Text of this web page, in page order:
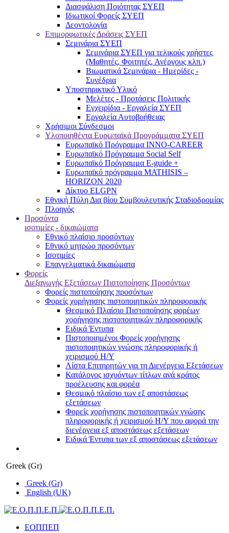
Διασφάλιση Ποιότητας ΣΥΕΠ
Ιδιωτικοί Φορείς ΣΥΕΠ
Δεοντολογία
Επιμορφωτικές Δράσεις ΣΥΕΠ
Σεμινάρια ΣΥΕΠ
Σεμινάρια ΣΥΕΠ για τελικούς χρήστες
(Μαθητές, Φοιτητές, Ανέργους κλπ.)
Βιωματικά Σεμινάρια - Ημερίδες -
Συνέδρια
Υποστηρικτικό Υλικό
Μελέτες - Προτάσεις Πολιτικής
Εγχειρίδια - Εργαλεία ΣΥΕΠ
Εργαλεία Αυτοβοήθειας
Χρήσιμοι Σύνδεσμοι
Υλοποιηθέντα Ευρωπαϊκά Προγράμματα ΣΥΕΠ
Ευρωπαϊκό Πρόγραμμα INNO-CAREER
Ευρωπαϊκό Πρόγραμμα Social Self
Ευρωπαϊκό Πρόγραμμα E-guide +
Ευρωπαϊκό πρόγραμμα MATHISIS –
HORIZON 2020
Δίκτυο ELGPN
Εθνική Πύλη Δια βίου Συμβουλευτικής Σταδιοδρομίας
Πλοηγός
Προσόντα
ισοτιμίες - δικαιώματα
Εθνικό πλαίσιο προσόντων
Εθνικό μητρώο προσόντων
Ισοτιμίες
Επαγγελματικά δικαιώματα
Φορείς
Διεξαγωγής Εξετάσεων Πιστοποίησης Προσόντων
Φορείς πιστοποίησης προσόντων
Φορείς χορήγησης πιστοποιητικών πληροφορικής
Θεσμικό Πλαίσιο Πιστοποίησης φορέων
χορήγησης πιστοποιητικών πληροφορικής
Ειδικά Έντυπα
Πιστοποιημένοι Φορείς χορήγησης
πιστοποιητικών γνώσης πληροφορικής ή
χειρισμού Η/Υ
Λίστα Επιτηρητών για τη Διενέργεια Εξετάσεων
Κατάλογος ισχυόντων τίτλων ανά κράτος
προέλευσης και φορέα
Θεσμικό πλαίσιο των εξ αποστάσεως
εξετάσεων
Φορείς χορήγησης πιστοποιητικών γνώσης
πληροφορικής ή χειρισμού Η/Υ που αφορά την
διενέργεια εξ αποστάσεως εξετάσεων
Ειδικά Έντυπα των εξ αποστάσεως εξετάσεων
Greek (Gr)
Greek (Gr)
English (UK)
ΕΟΠΠΕΠ